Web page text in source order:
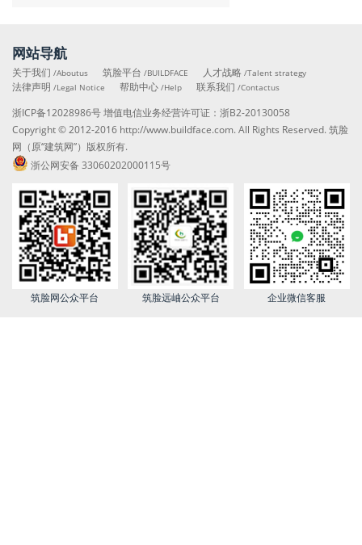
网站导航
关于我们 /Aboutus 筑脸平台/BUILDFACE 人才战略/Talent strategy
法律声明 /Legal Notice 帮助中心/Help 联系我们/Contactus
浙ICP备12028986号增值电信业务经营许可证： 浙B2-20130058
Copyright © 2012-2016 http://www.buildface.com. All Rights Reserved. 筑脸
网（原“建筑网”）版权所有.
浙公网安备 33060202000115号
筑脸网公众平台 筑脸远岫公众平台 企业微信客服